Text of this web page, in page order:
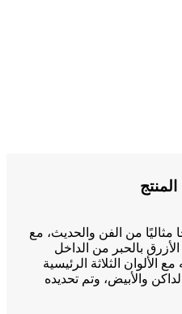
مثاليًا من الفن والحديث، مع
بالحبر من الداخل
الثلاثة الرئيسية
والأبيض، وتم تحديده